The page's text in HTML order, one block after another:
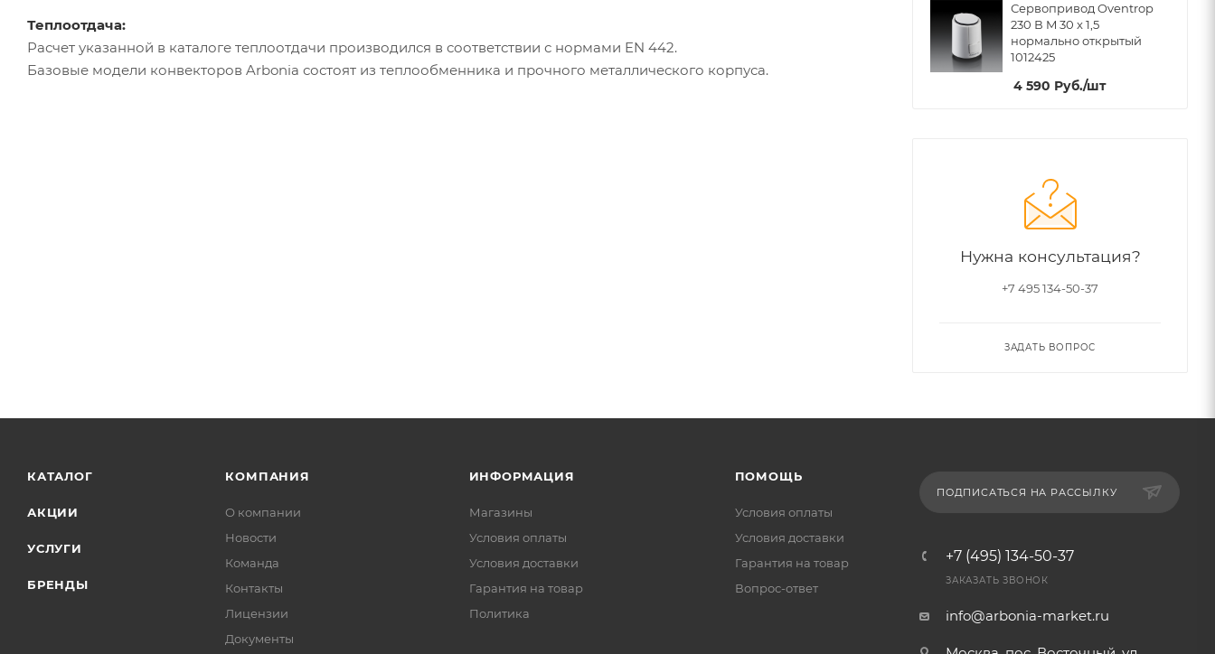
Теплоотдача:
Расчет указанной в каталоге теплоотдачи производился в соответствии с нормами EN 442.
Базовые модели конвекторов Arbonia состоят из теплообменника и прочного металлического корпуса.
Сервопривод Oventrop
230 В M 30 x 1,5
нормально открытый
1012425
4 590 Руб./шт
Нужна консультация?
+7 495 134-50-37
ЗАДАТЬ ВОПРОС
КАТАЛОГ
АКЦИИ
УСЛУГИ
БРЕНДЫ
КОМПАНИЯ
О компании
Новости
Команда
Контакты
Лицензии
Документы
ИНФОРМАЦИЯ
Магазины
Условия оплаты
Условия доставки
Гарантия на товар
Политика
ПОМОЩЬ
Условия оплаты
Условия доставки
Гарантия на товар
Вопрос-ответ
ПОДПИСАТЬСЯ НА РАССЫЛКУ
+7 (495) 134-50-37
ЗАКАЗАТЬ ЗВОНОК
info@arbonia-market.ru